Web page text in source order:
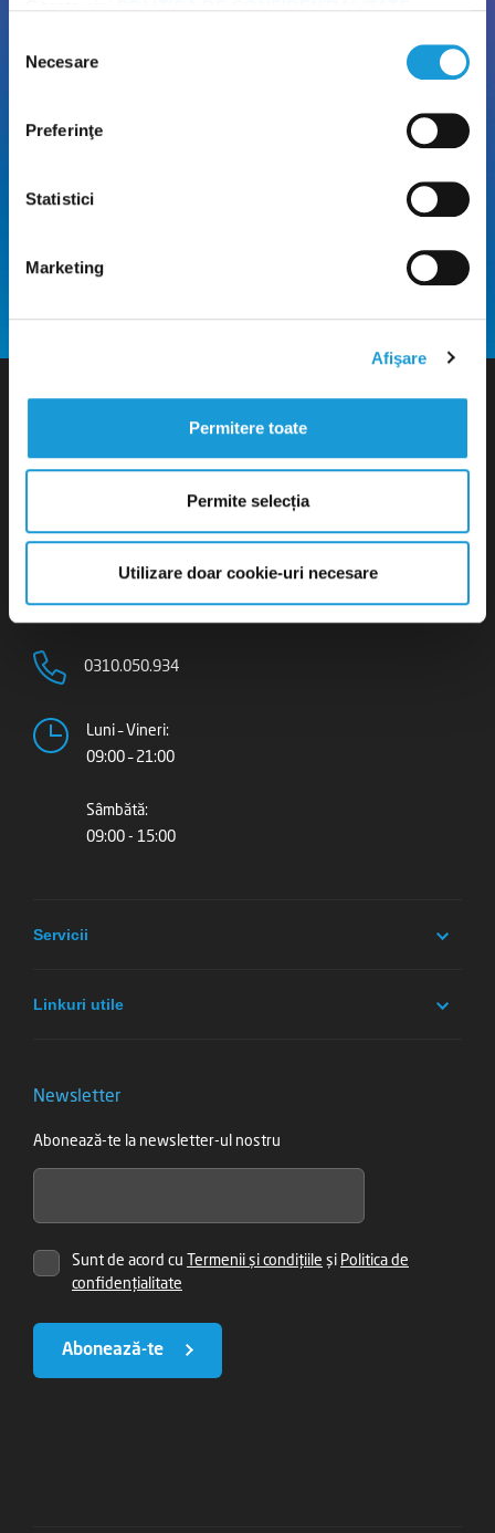
consimțământului
Necesare
Preferinţe
Statistici
Marketing
Afişare
Permitere toate
Permite selecția
Utilizare doar cookie-uri necesare
Servicii stomatologice moderne și medici cu
experiență, în două locații din București
0310.050.934
Luni – Vineri:
09:00 – 21:00
Sâmbătă:
09:00 - 15:00
Servicii
Linkuri utile
Newsletter
Abonează-te la newsletter-ul nostru
Sunt de acord cu Termenii și condițiile și Politica de
confidențialitate
Abonează-te